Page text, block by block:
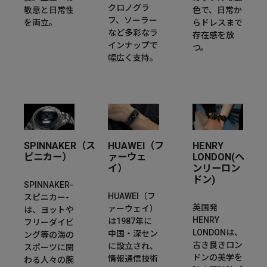
敬意と日常性
を両立。
クロノグラ
フ、ソーラー
など多彩なラ
インナップで
幅広く支持。
色で、日常か
らドレスまで
存在感を放
つ。
SPINNAKER（ス
ピニカー）
SPINNAKER-
スピニカー-
は、ヨットや
フリーダイビ
ング等の海の
スポーツに関
わる人々の腕
HUAWEI（フ
ァーウェ
イ）
HUAWEI（フ
ァーウェイ）
は1987年に
中国・深セン
に設立され、
情報通信技術
HENRY
LONDON(ヘ
ンリーロン
ドン)
英国発
HENRY
LONDONは、
古き良きロン
ドンの美学を